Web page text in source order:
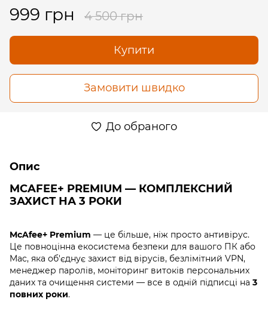
999 грн 4 500 грн
Купити
Замовити швидко
До обраного
Опис
MCAFEE+ PREMIUM — КОМПЛЕКСНИЙ
ЗАХИСТ НА 3 РОКИ
McAfee+ Premium — це більше, ніж просто антивірус.
Це повноцінна екосистема безпеки для вашого ПК або
Mac, яка об'єднує захист від вірусів, безлімітний VPN,
менеджер паролів, моніторинг витоків персональних
даних та очищення системи — все в одній підписці на 3
повних роки.